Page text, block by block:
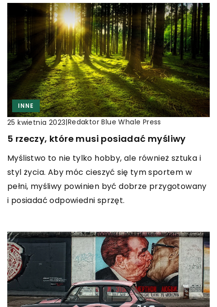
INNE
25 kwietnia 2023|Redaktor Blue Whale Press
5 rzeczy, które musi posiadać myśliwy
Myślistwo to nie tylko hobby, ale również sztuka i
styl życia. Aby móc cieszyć się tym sportem w
pełni, myśliwy powinien być dobrze przygotowany
i posiadać odpowiedni sprzęt.